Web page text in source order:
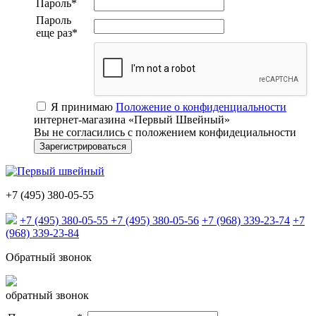
Пароль*
Пароль
еще раз*
Я принимаю Положение о конфиденциальности
интернет-магазина «Первый Швейный»
Вы не согласились с положением конфидециальности
+7 (495) 380-05-55
+7 (495) 380-05-55 +7 (495) 380-05-56 +7 (968) 339-23-74 +7
(968) 339-23-84
Обратный звонок
обратный звонок